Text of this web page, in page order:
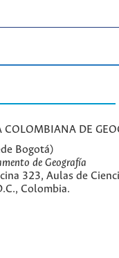
COLOMBIANA DE
Bogotá)
de Geografía
323, Aulas de
Colombia.